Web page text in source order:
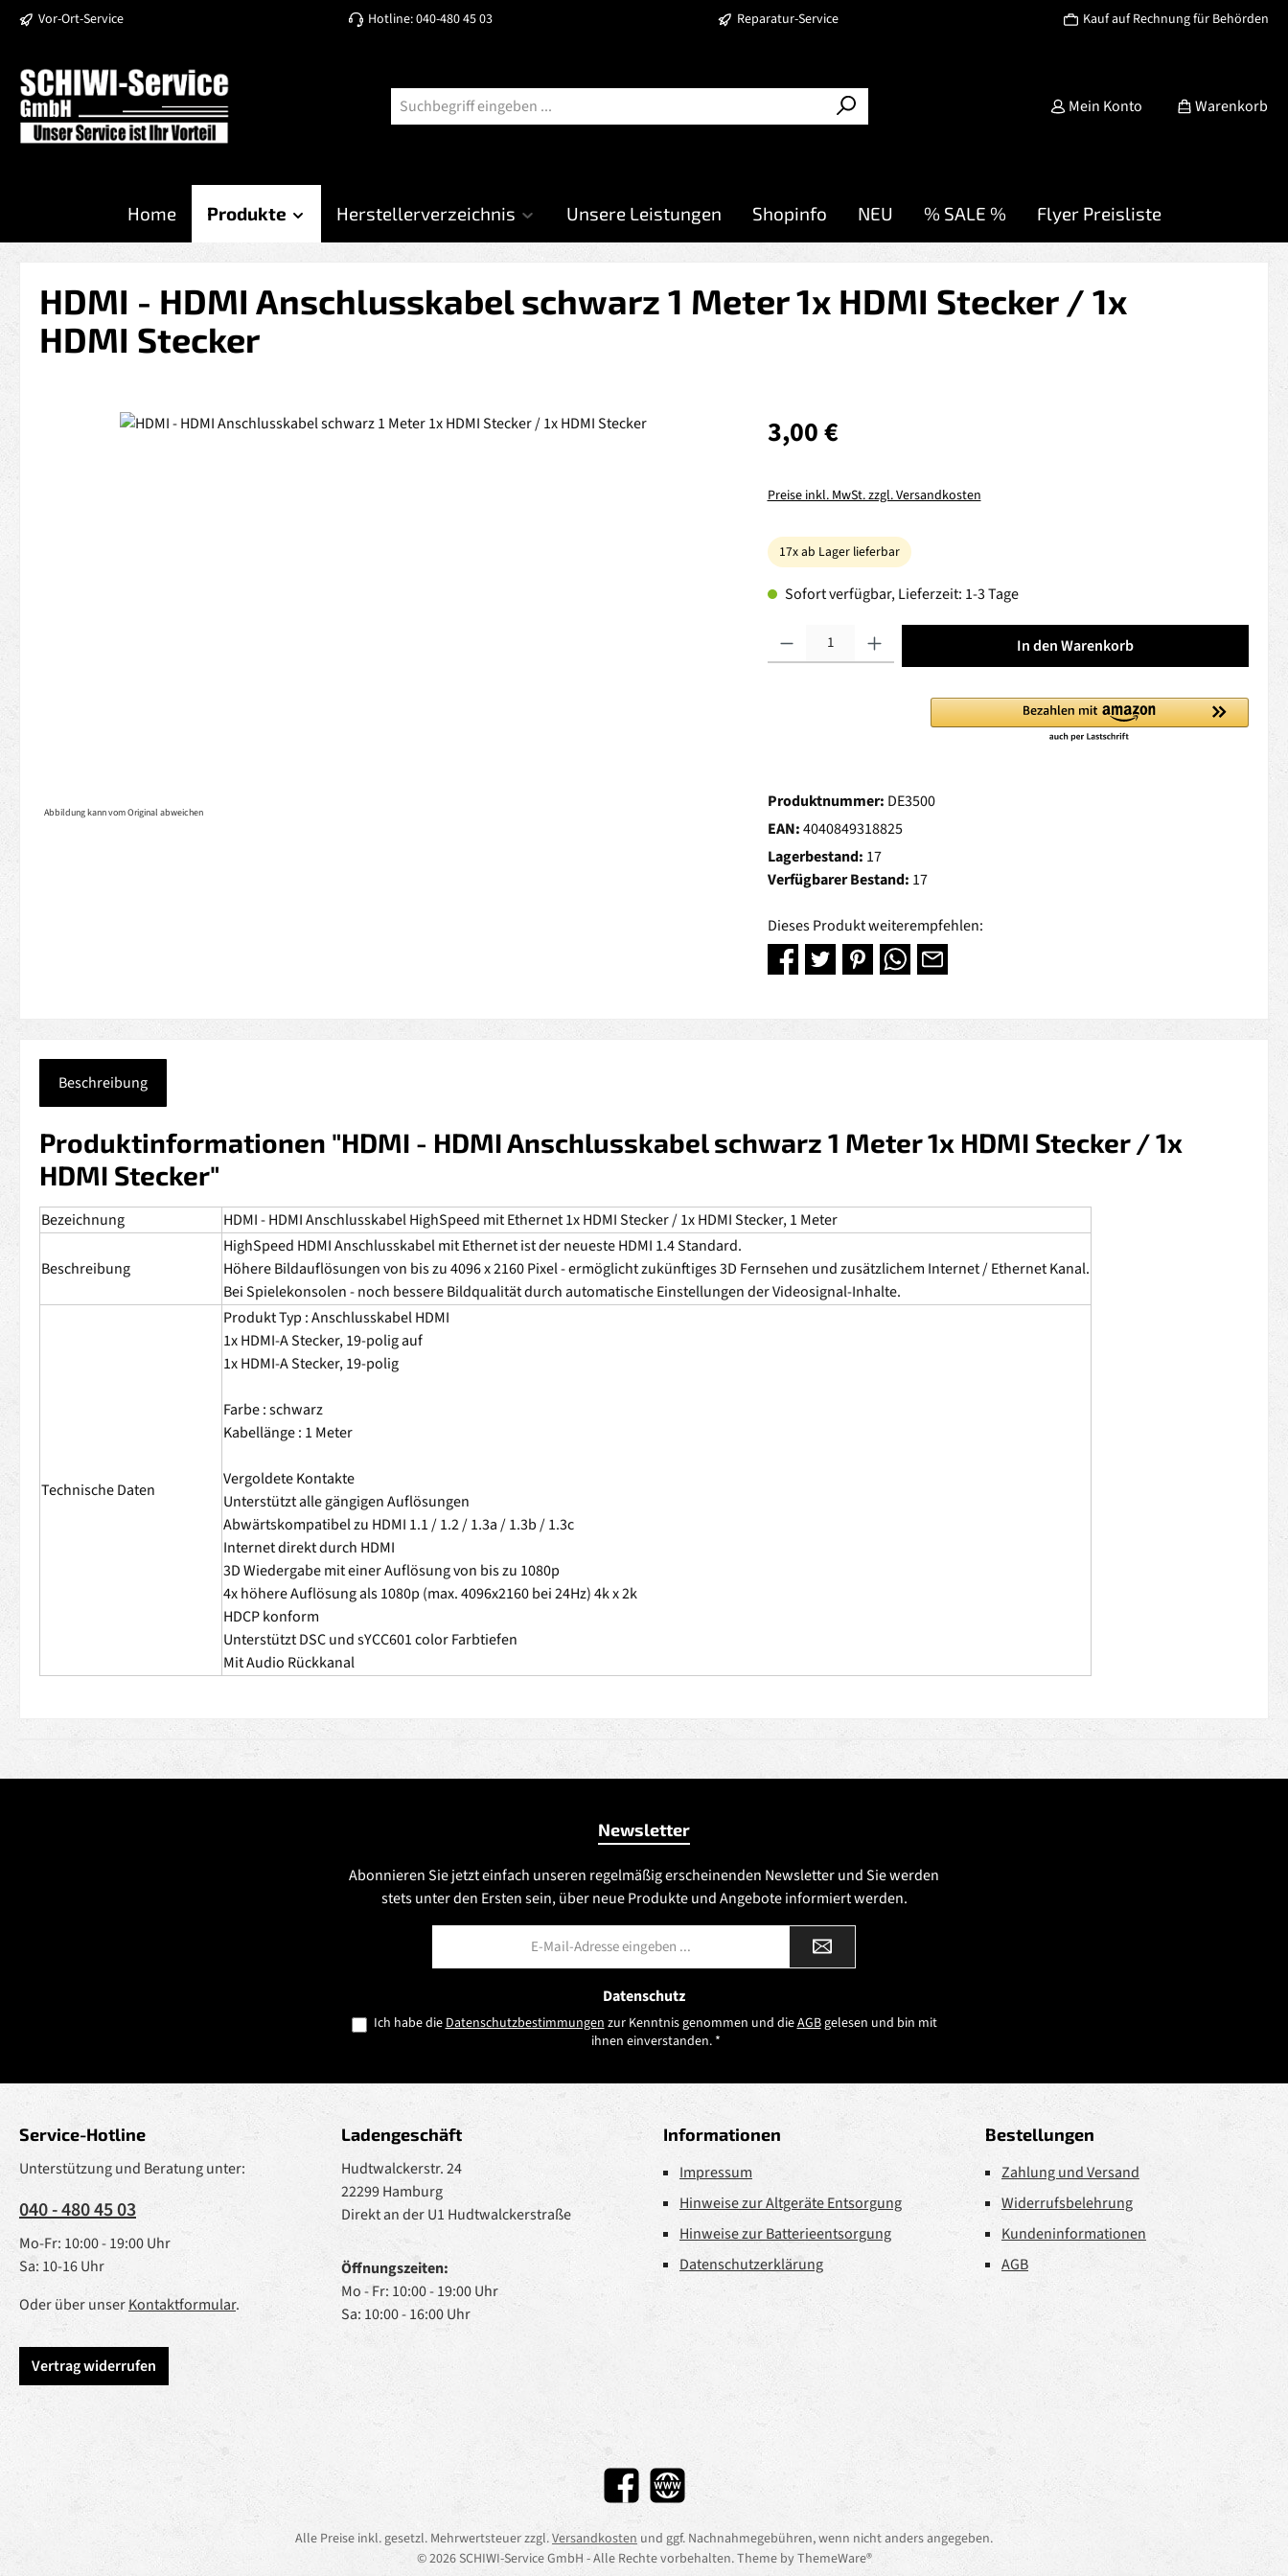
Hauptinhalt springen
Zur Suche springen
Zur Hauptnavigation springen
Vor-Ort-Service Hotline: 040-480 45 03 Reparatur-Service Kauf auf Rechnung für Behörden
Mein Konto Warenkorb
Home Produkte Herstellerverzeichnis Unsere Leistungen Shopinfo NEU % SALE % Flyer Preisliste
HDMI - HDMI Anschlusskabel schwarz 1 Meter 1x HDMI Stecker / 1x
HDMI Stecker
Bildergalerie überspringen
Abbildung kann vom Original abweichen
Regulärer Preis:
3,00 €
Preise inkl. MwSt. zzgl. Versandkosten
17x ab Lager lieferbar
Sofort verfügbar, Lieferzeit: 1-3 Tage
Produkt Anzahl: Gib den gewünschten Wert ein oder benutze die Schaltflächen um die
In den Warenkorb
Produktnummer: DE3500
EAN:4040849318825
Lagerbestand: 17
Verfügbarer Bestand: 17
Dieses Produkt weiterempfehlen:
Beschreibung
Produktinformationen "HDMI - HDMI Anschlusskabel schwarz 1 Meter 1x HDMI Stecker / 1x
HDMI Stecker"
Bezeichnung HDMI - HDMI Anschlusskabel HighSpeed mit Ethernet 1x HDMI Stecker / 1x HDMI Stecker, 1 Meter
Beschreibung
HighSpeed HDMI Anschlusskabel mit Ethernet ist der neueste HDMI 1.4 Standard.
Höhere Bildauflösungen von bis zu 4096 x 2160 Pixel - ermöglicht zukünftiges 3D Fernsehen und zusätzlichem Internet / Ethernet Kanal.
Bei Spielekonsolen - noch bessere Bildqualität durch automatische Einstellungen der Videosignal-Inhalte.
Technische Daten
Produkt Typ : Anschlusskabel HDMI
1x HDMI-A Stecker, 19-polig auf
1x HDMI-A Stecker, 19-polig
Farbe : schwarz
Kabellänge : 1 Meter
Vergoldete Kontakte
Unterstützt alle gängigen Auflösungen
Abwärtskompatibel zu HDMI 1.1 / 1.2 / 1.3a / 1.3b / 1.3c
Internet direkt durch HDMI
3D Wiedergabe mit einer Auflösung von bis zu 1080p
4x höhere Auflösung als 1080p (max. 4096x2160 bei 24Hz) 4k x 2k
HDCP konform
Unterstützt DSC und sYCC601 color Farbtiefen
Mit Audio Rückkanal
Newsletter
Abonnieren Sie jetzt einfach unseren regelmäßig erscheinenden Newsletter und Sie werden
stets unter den Ersten sein, über neue Produkte und Angebote informiert werden.
Datenschutz
Ich habe dieDatenschutzbestimmungenzur Kenntnis genommen und dieAGBgelesen und bin mit
ihnen einverstanden. *
Service-Hotline
Unterstützung und Beratung unter:
040 - 480 45 03
Mo-Fr: 10:00 - 19:00 Uhr
Sa: 10-16 Uhr
Oder über unserKontaktformular.
Vertrag widerrufen
Ladengeschäft
Hudtwalckerstr. 24
22299 Hamburg
Direkt an der U1 Hudtwalckerstraße
Öffnungszeiten:
Mo - Fr: 10:00 - 19:00 Uhr
Sa: 10:00 - 16:00 Uhr
Informationen
Impressum
Hinweise zur Altgeräte Entsorgung
Hinweise zur Batterieentsorgung
Datenschutzerklärung
Bestellungen
Zahlung und Versand
Widerrufsbelehrung
Kundeninformationen
AGB
FacebookWebsite
Alle Preise inkl. gesetzl. Mehrwertsteuer zzgl.Versandkosten und ggf. Nachnahmegebühren, wenn nicht anders angegeben.
© 2026 SCHIWI-Service GmbH - Alle Rechte vorbehalten. Theme byThemeWare®